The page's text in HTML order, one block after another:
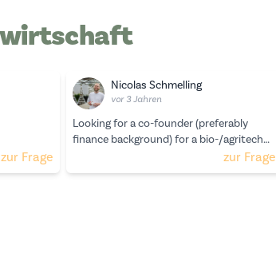
zur Frage
Nicolas Schmelling
vor 3 Jahren
Looking for a co-founder (preferably
finance background) for a bio-/agritech
zur Frage